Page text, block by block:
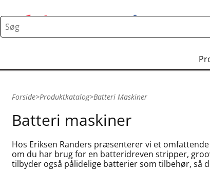
Forside>Produktkatalog>Batteri Maskiner
Batteri maskiner
Hos Eriksen Randers præsenterer vi et
om du har brug for en batteridreven stripper,
tilbyder også pålidelige batterier som tilbehør, så